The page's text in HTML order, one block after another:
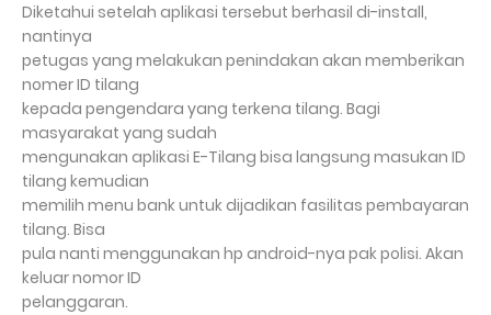
Diketahui setelah aplikasi tersebut berhasil di-install,
nantinya
petugas yang melakukan penindakan akan memberikan
nomer ID tilang
kepada pengendara yang terkena tilang. Bagi
masyarakat yang sudah
mengunakan aplikasi E-Tilang bisa langsung masukan ID
tilang kemudian
memilih menu bank untuk dijadikan fasilitas pembayaran
tilang. Bisa
pula nanti menggunakan hp android-nya pak polisi. Akan
keluar nomor ID
pelanggaran.